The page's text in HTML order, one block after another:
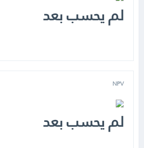
لم يحسب بعد
NPV
لم يحسب بعد